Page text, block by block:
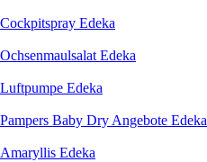
Cockpitspray Edeka
Ochsenmaulsalat Edeka
Luftpumpe Edeka
Pampers Baby Dry Angebote Edeka
Amaryllis Edeka